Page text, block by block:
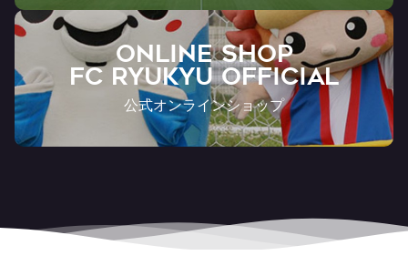
ONLINE SHOP
FC RYUKYU OFFICIAL
公式オンラインショップ